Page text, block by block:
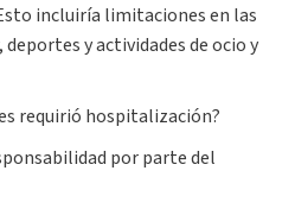
incluiría limitaciones en las
y actividades de ocio y
requirió hospitalización?
por parte del